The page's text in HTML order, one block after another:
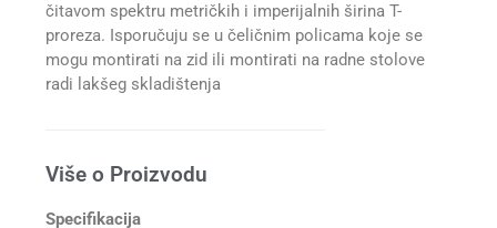
čitavom spektru metričkih i imperijalnih širina T-
proreza. Isporučuju se u čeličnim policama koje se
mogu montirati na zid ili montirati na radne stolove
radi lakšeg skladištenja
Više o Proizvodu
Specifikacija